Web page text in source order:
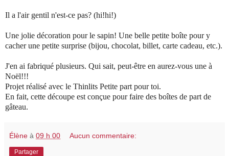
Il a l'air gentil n'est-ce pas? (hi!hi!)
Une jolie décoration pour le sapin! Une belle petite boîte pour y
cacher une petite surprise (bijou, chocolat, billet, carte cadeau, etc.).
J'en ai fabriqué plusieurs. Qui sait, peut-être en aurez-vous une à
Noël!!!
Projet réalisé avec le Thinlits Petite part pour toi.
En fait, cette découpe est conçue pour faire des boîtes de part de
gâteau.
Élène à 09 h 00 Aucun commentaire:
Partager